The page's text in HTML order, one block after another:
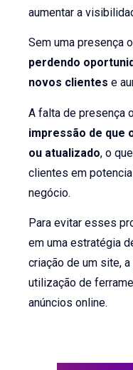
aumentar a
Sem uma presença
perdendo
novos clientes e
A falta de presença
impressão de que
ou atualizado, o
clientes em
negócio.
Para evitar esses
em uma estratégia
criação de um site,
utilização de
anúncios online.